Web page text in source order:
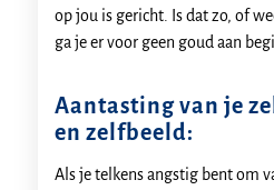
op jou is gericht. Is dat zo, of
ga je er voor geen goud aan
Aantasting van je
en zelfbeeld:
Als je telkens angstig bent om